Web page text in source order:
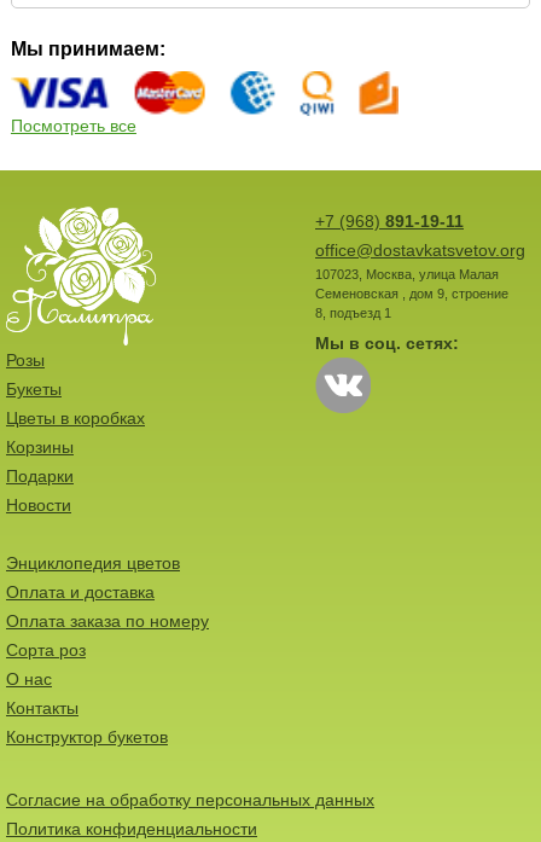
Мы принимаем:
Посмотреть все
+7 (968) 891-19-11
office@dostavkatsvetov.org
107023, Москва, улица Малая
Семеновская , дом 9, строение
8, подъезд 1
Мы в соц. сетях:
Розы
Букеты
Цветы в коробках
Корзины
Подарки
Новости
Энциклопедия цветов
Оплата и доставка
Оплата заказа по номеру
Сорта роз
О нас
Контакты
Конструктор букетов
Согласие на обработку персональных данных
Политика конфиденциальности